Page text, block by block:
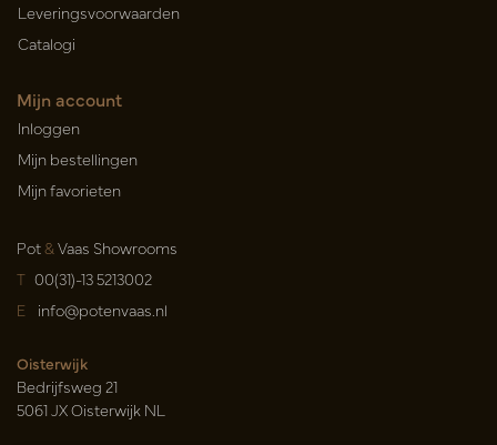
Leveringsvoorwaarden
Catalogi
Mijn account
Inloggen
Mijn bestellingen
Mijn favorieten
Pot&Vaas Showrooms
T 00(31)-13 5213002
E info@potenvaas.nl
Oisterwijk
Bedrijfsweg 21
5061 JX Oisterwijk NL